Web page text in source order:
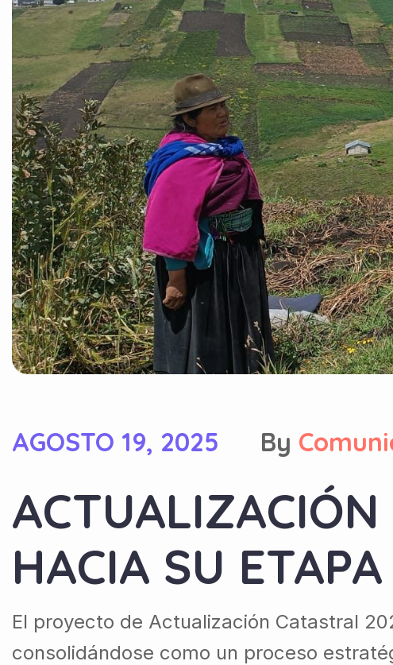
AGOSTO 19, 2025 By
HACIA SU
El proyecto de Actualización Catastral
consolidándose como un proceso